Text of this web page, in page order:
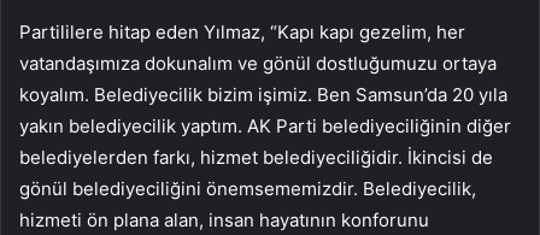
Partililere hitap eden Yılmaz, “Kapı kapı gezelim, her
vatandaşımıza dokunalım ve gönül dostluğumuzu ortaya
koyalım. Belediyecilik bizim işimiz. Ben Samsun’da 20 yıla
yakın belediyecilik yaptım. AK Parti belediyeciliğinin diğer
belediyelerden farkı, hizmet belediyeciliğidir. İkincisi de
gönül belediyeciliğini önemsememizdir. Belediyecilik,
hizmeti ön plana alan, insan hayatının konforunu